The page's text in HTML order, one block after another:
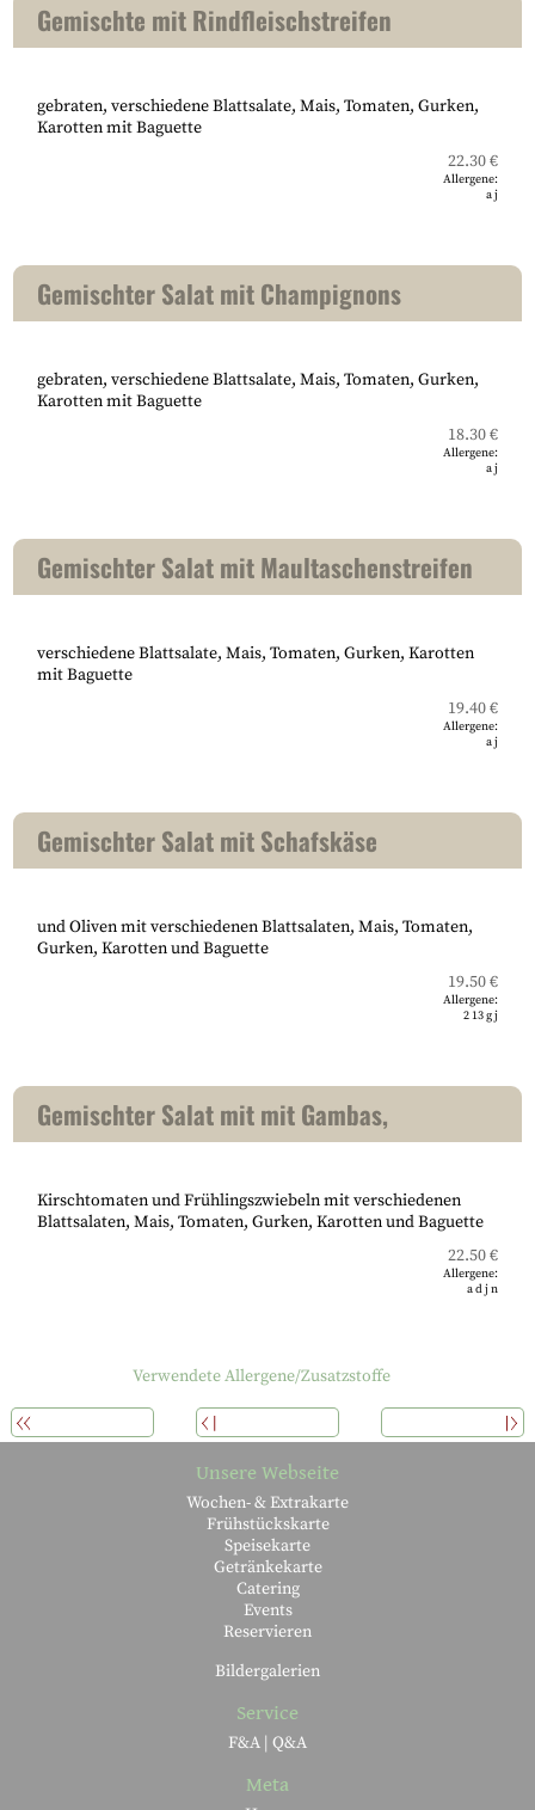
Gemischte mit Rindfleischstreifen
gebraten, verschiedene Blattsalate, Mais, Tomaten, Gurken,
Karotten mit Baguette
22.30 €
Allergene:
aj
Gemischter Salat mit Champignons
gebraten, verschiedene Blattsalate, Mais, Tomaten, Gurken,
Karotten mit Baguette
18.30 €
Allergene:
aj
Gemischter Salat mit Maultaschenstreifen
verschiedene Blattsalate, Mais, Tomaten, Gurken, Karotten
mit Baguette
19.40 €
Allergene:
aj
Gemischter Salat mit Schafskäse
und Oliven mit verschiedenen Blattsalaten, Mais, Tomaten,
Gurken, Karotten und Baguette
19.50 €
Allergene:
213gj
Gemischter Salat mit mit Gambas,
Kirschtomaten und Frühlingszwiebeln mit verschiedenen
Blattsalaten, Mais, Tomaten, Gurken, Karotten und Baguette
22.50 €
Allergene:
adjn
Verwendete Allergene/Zusatzstoffe
Unsere Webseite
Wochen- & Extrakarte
Frühstückskarte
Speisekarte
Getränkekarte
Catering
Events
Reservieren
Bildergalerien
Service
F&A | Q&A
Meta